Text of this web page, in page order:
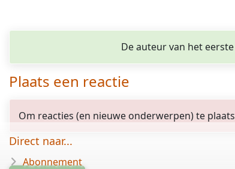
De auteur van het
Plaats een reactie
Om reacties (en nieuwe onderwerpen) te
Direct naar...
Abonnement